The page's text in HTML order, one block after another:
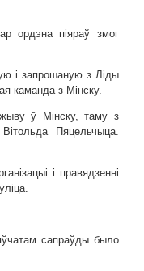
ордэна піяраў змог
і запрошаную з Ліды
каманда з Мінску.
ў Мінску, таму з
Пяцельчыца.
і правядзенні
сапраўды было